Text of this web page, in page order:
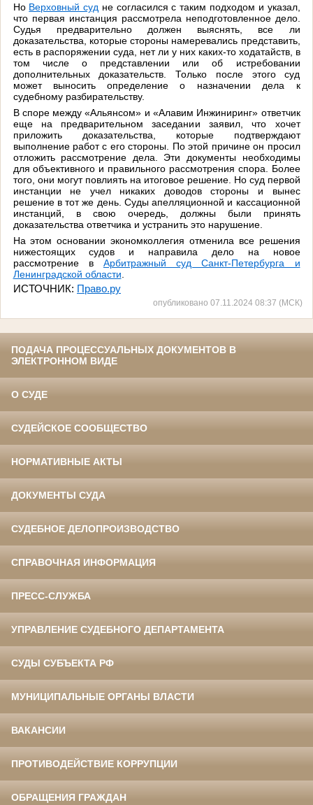
Но Верховный суд не согласился с таким подходом и указал,
что первая инстанция рассмотрела неподготовленное дело.
Судья предварительно должен выяснять, все ли
доказательства, которые стороны намеревались представить,
есть в распоряжении суда, нет ли у них каких-то ходатайств, в
том числе о представлении или об истребовании
дополнительных доказательств. Только после этого суд
может выносить определение о назначении дела к
судебному разбирательству.
В споре между «Альянсом» и «Алавим Инжиниринг» ответчик
еще на предварительном заседании заявил, что хочет
приложить доказательства, которые подтверждают
выполнение работ с его стороны. По этой причине он просил
отложить рассмотрение дела. Эти документы необходимы
для объективного и правильного рассмотрения спора. Более
того, они могут повлиять на итоговое решение. Но суд первой
инстанции не учел никаких доводов стороны и вынес
решение в тот же день. Суды апелляционной и кассационной
инстанций, в свою очередь, должны были принять
доказательства ответчика и устранить это нарушение.
На этом основании экономколлегия отменила все решения
нижестоящих судов и направила дело на новое
рассмотрение в Арбитражный суд Санкт-Петербурга и
Ленинградской области
ИСТОЧНИК: Право.ру
опубликовано 07.11.2024 08:37 (МСК)
ПОДАЧА ПРОЦЕССУАЛЬНЫХ ДОКУМЕНТОВ В
ЭЛЕКТРОННОМ ВИДЕ
О СУДЕ
СУДЕЙСКОЕ СООБЩЕСТВО
НОРМАТИВНЫЕ АКТЫ
ДОКУМЕНТЫ СУДА
СУДЕБНОЕ ДЕЛОПРОИЗВОДСТВО
СПРАВОЧНАЯ ИНФОРМАЦИЯ
ПРЕСС-СЛУЖБА
УПРАВЛЕНИЕ СУДЕБНОГО ДЕПАРТАМЕНТА
СУДЫ СУБЪЕКТА РФ
МУНИЦИПАЛЬНЫЕ ОРГАНЫ ВЛАСТИ
ВАКАНСИИ
ПРОТИВОДЕЙСТВИЕ КОРРУПЦИИ
ОБРАЩЕНИЯ ГРАЖДАН